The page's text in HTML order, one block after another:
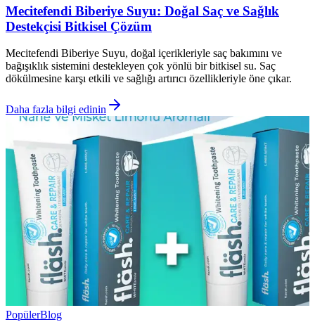
Mecitefendi Biberiye Suyu: Doğal Saç ve Sağlık
Destekçisi Bitkisel Çözüm
Mecitefendi Biberiye Suyu, doğal içerikleriyle saç bakımını ve
bağışıklık sistemini destekleyen çok yönlü bir bitkisel su. Saç
dökülmesine karşı etkili ve sağlığı artırıcı özellikleriyle öne çıkar.
Daha fazla bilgi edinin
PopülerBlog